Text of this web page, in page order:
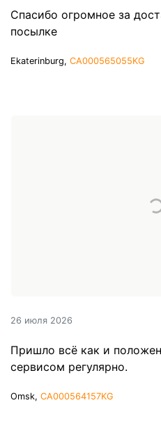
Спасибо огромное за
посылке
Ekaterinburg, CA000565055KG
26 июля 2026
Пришло всё как и
сервисом регулярно.
Omsk, CA000564157KG